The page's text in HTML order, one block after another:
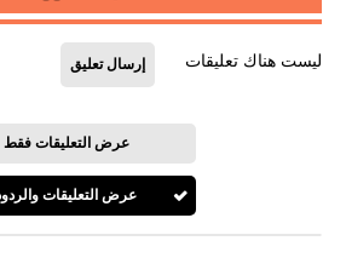
ليست هناك تعليقات إرسال تعليق
عرض التعليقات فقط
عرض التعليقات